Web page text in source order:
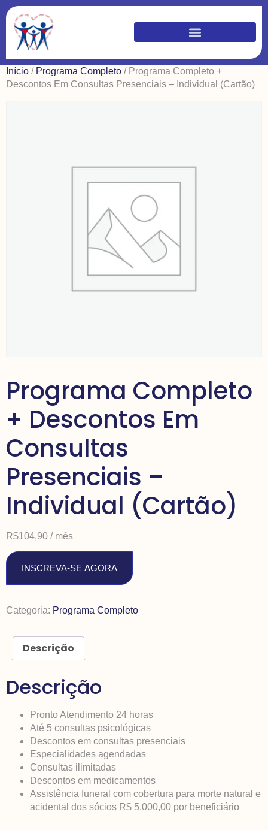
Início / Programa Completo / Programa Completo +
Descontos Em Consultas Presenciais – Individual (Cartão)
Programa Completo
+ Descontos Em
Consultas
Presenciais –
Individual (Cartão)
R$104,90 / mês
INSCREVA-SE AGORA
Categoria: Programa Completo
Descrição
Descrição
Pronto Atendimento 24 horas
Até 5 consultas psicológicas
Descontos em consultas presenciais
Especialidades agendadas
Consultas ilimitadas
Descontos em medicamentos
Assistência funeral com cobertura para morte natural e
acidental dos sócios R$ 5.000,00 por beneficiário